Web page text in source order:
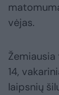
vėjas.
14,
laipsnių